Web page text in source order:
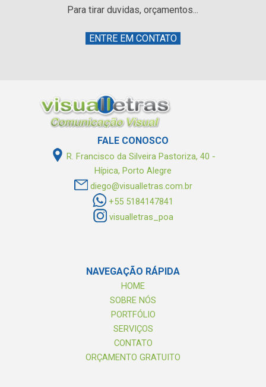
Para tirar duvidas, orçamentos...
ENTRE EM CONTATO
FALE CONOSCO
R. Francisco da Silveira Pastoriza, 40 -
Hípica, Porto Alegre
diego@visualletras.com.br
+55 5184147841
visualletras_poa
NAVEGAÇÃO RÁPIDA
HOME
SOBRE NÓS
PORTFÓLIO
SERVIÇOS
CONTATO
ORÇAMENTO GRATUITO